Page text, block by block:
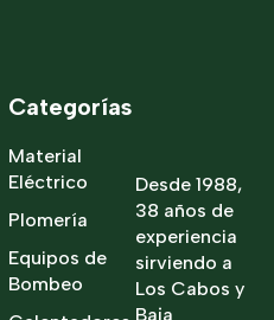
Desde 1988,
38 años de
experiencia
sirviendo a
Los Cabos y
Baja
Categorías
Material
Eléctrico
Plomería
Equipos de
Bombeo